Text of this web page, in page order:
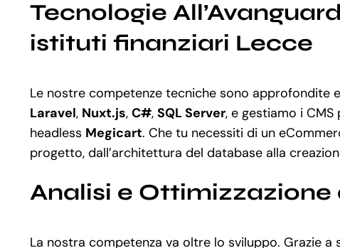
Tecnologie
istituti finanziari Lecce
Le nostre competenze tecniche sono
Laravel, Nuxt.js, C#, SQL Server, e gestiamo i
headless Megicart. Che tu necessiti di un
progetto, dall’architettura del database alla
Analisi e
La nostra competenza va oltre lo sviluppo. Grazie